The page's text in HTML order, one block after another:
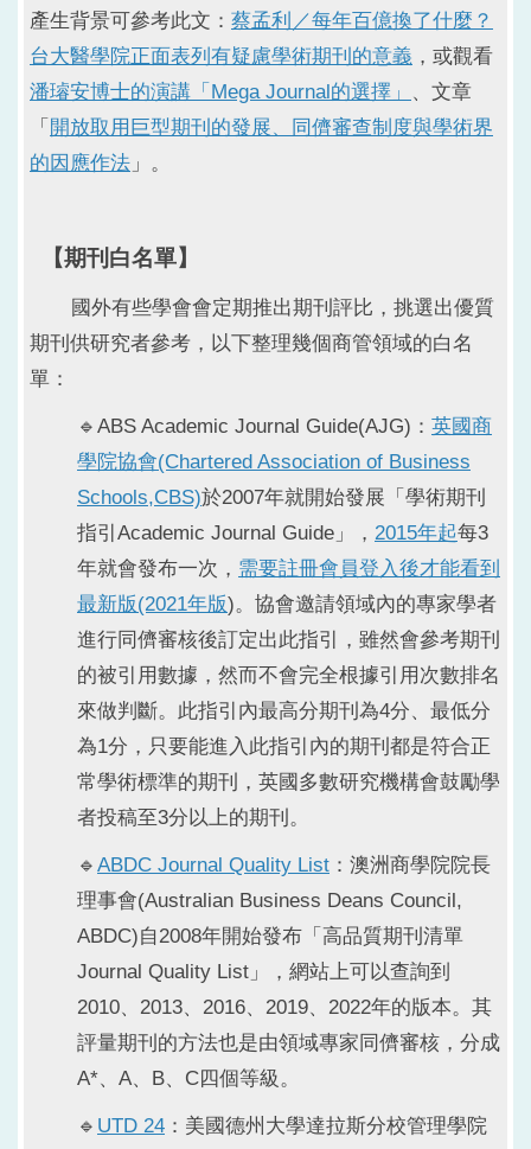
產生背景可參考此文： 蔡孟利／每年百億換了什麼？
台大醫學院正面表列有疑慮學術期刊的意義 ，或觀看
潘璿安博士的演講「Mega Journal的選擇」
、文章
「 開放取用巨型期刊的發展、同儕審查制度與學術界
的因應作法 」。
【期刊白名單】
國外有些學會會定期推出期刊評比，挑選出優質
期刊供研究者參考，以下整理幾個商管領域的白名
單：
🔹ABS Academic Journal Guide(AJG)： 英國商
學院協會(Chartered Association of Business
Schools,CBS)於2007年就開始發展「學術期刊
指引Academic Journal Guide」， 2015年起每3
年就會發布一次， 需要註冊會員登入後才能看到
最新版(2021年版)。協會邀請領域內的專家學者
進行同儕審核後訂定出此指引，雖然會參考期刊
的被引用數據，然而不會完全根據引用次數排名
來做判斷。此指引內最高分期刊為4分、最低分
為1分，只要能進入此指引內的期刊都是符合正
常學術標準的期刊，英國多數研究機構會鼓勵學
者投稿至3分以上的期刊。
🔹 ABDC Journal Quality List ：澳洲商學院院長
理事會(Australian Business Deans Council,
ABDC)自2008年開始發布「高品質期刊清單
Journal Quality List」，網站上可以查詢到
2010、2013、2016、2019、2022年的版本。其
評量期刊的方法也是由領域專家同儕審核，分成
A*、A、B、C四個等級。
🔹 UTD 24 ：美國德州大學達拉斯分校管理學院